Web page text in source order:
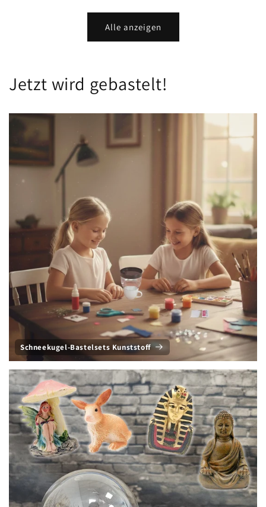
Alle anzeigen
Jetzt wird gebastelt!
Schneekugel-Bastelsets Kunststoff